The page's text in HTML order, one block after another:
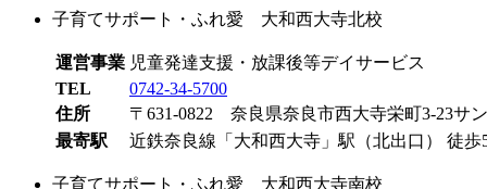
子育てサポート・ふれ愛 大和西大寺北校
運営事業 児童発達支援・放課後等デイサービス
TEL
0742-34-5700
住所
〒631-0822 奈良県奈良市西大寺栄町3-23サ
最寄駅
近鉄奈良線「大和西大寺」駅（北出口） 徒歩
子育てサポート・ふれ愛 大和西大寺南校